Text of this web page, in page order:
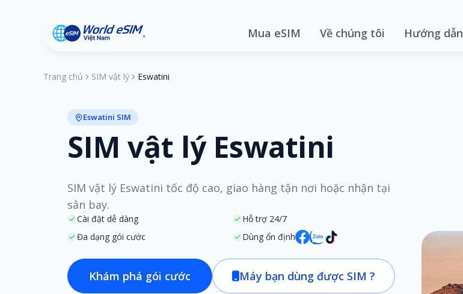
Mua eSIM Về chúng tôi Hướng dẫn
Trang chủ SIM vật lý Eswatini
Eswatini SIM
SIM vật lý Eswatini
SIM vật lý Eswatini tốc độ cao, giao hàng tận nơi hoặc nhận tại
sân bay.
Cài đặt dễ dàng
Hỗ trợ 24/7
Đa dạng gói cước
Dùng ổn định
Khám phá gói cước Máy bạn dùng được SIM ?